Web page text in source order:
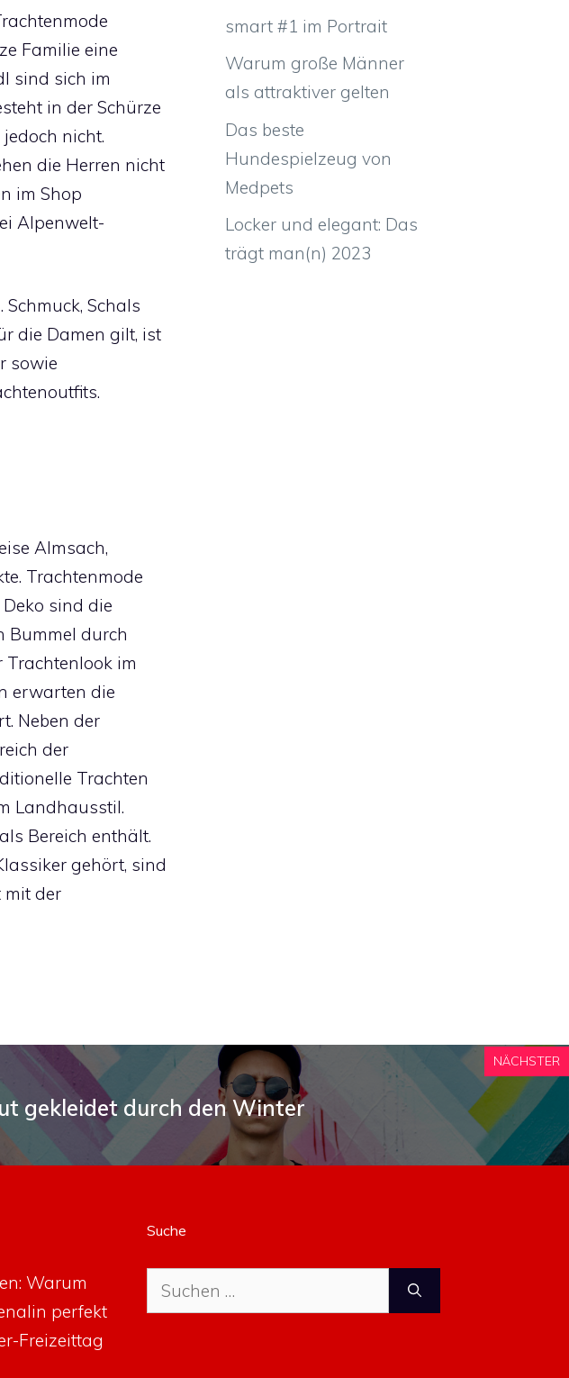
Familie eine
sind sich im
in der Schürze
nicht.
die Herren nicht
im Shop
Alpenwelt-
Schals
die Damen gilt, ist
sowie
Almsach,
Trachtenmode
sind die
Bummel durch
Trachtenlook im
erwarten die
Neben der
der
Trachten
Landhausstil.
Bereich enthält.
gehört, sind
mit der
smart #1 im Portrait
Warum große Männer
als attraktiver gelten
Das beste
Hundespielzeug von
Medpets
Locker und elegant: Das
trägt man(n) 2023
NÄCHSTER
gekleidet durch den Winter
Warum
perfekt
Freizeittag
Suche
Suche
nach: